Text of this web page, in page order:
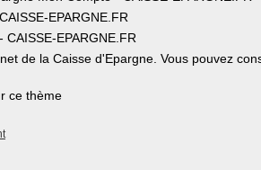
EPARGNE.FR
EPARGNE.FR
de la Caisse d'Epargne. Vous pouvez
ce thème